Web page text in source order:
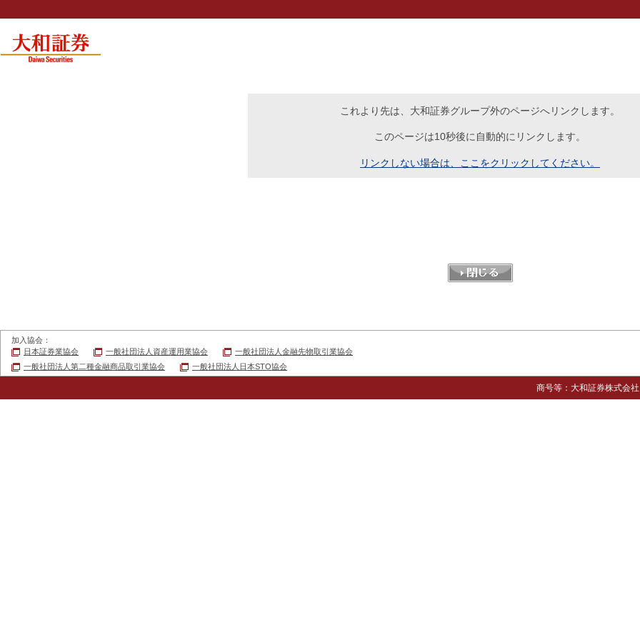
これより先は、大和証券グループ外のページへリンクします。
このページは10秒後に自動的にリンクします。
リンクしない場合は、ここをクリックしてください。
加入協会：
日本証券業協会
一般社団法人資産運用業協会
一般社団法人金融先物取引業協会
一般社団法人第二種金融商品取引業協会
一般社団法人日本STO協会
商号等：大和証券株式会